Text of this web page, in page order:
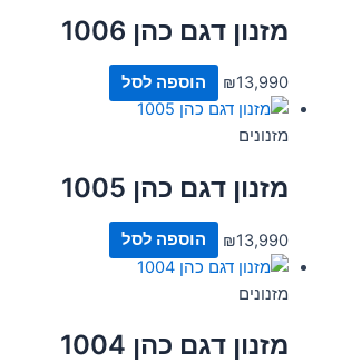
מזנון דגם כהן 1006
₪13,990 הוספה לסל
מזנונים
מזנון דגם כהן 1005
₪13,990 הוספה לסל
מזנונים
מזנון דגם כהן 1004